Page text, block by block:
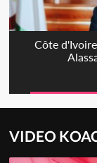
Côte
VIDEO